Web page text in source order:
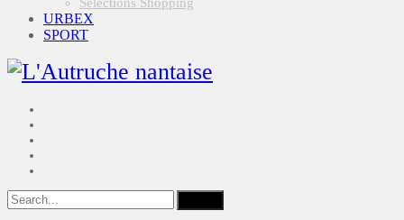
URBEX
SPORT